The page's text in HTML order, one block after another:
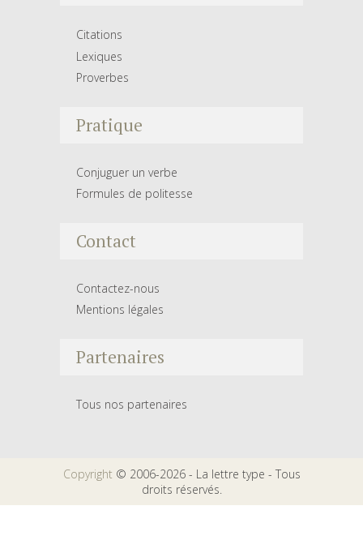
Citations
Lexiques
Proverbes
Pratique
Conjuguer un verbe
Formules de politesse
Contact
Contactez-nous
Mentions légales
Partenaires
Tous nos partenaires
Copyright © 2006-2026 - La lettre type - Tous
droits réservés.